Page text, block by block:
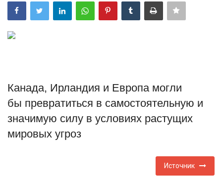
Экономика
Технологии
Туризм
Недвижимость
Авто
Канада, Ирландия и Европа могли
бы превратиться в самостоятельную и
значимую силу в условиях растущих
мировых угроз
Источник